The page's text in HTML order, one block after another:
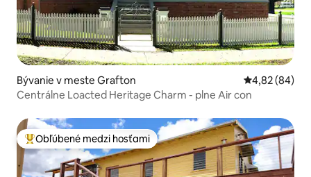
Bývanie v meste Grafton Priemerné
4,82 (84)
Centrálne Loacted Heritage Charm - plne Air con
Najobľúbenejšie medzi hosťami
Obľúbené medzi hosťami